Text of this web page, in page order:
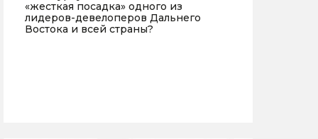
«жесткая посадка» одного из
лидеров-девелоперов Дальнего
Востока и всей страны?